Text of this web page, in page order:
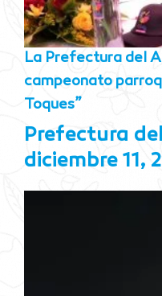
La Prefectura del
campeonato
Toques”
Prefectura
diciembre 11,